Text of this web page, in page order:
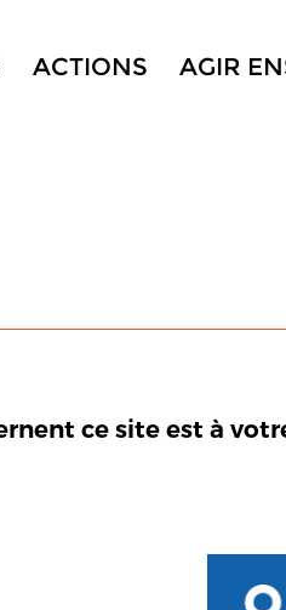
ACTIONS AGIR
ce site est à